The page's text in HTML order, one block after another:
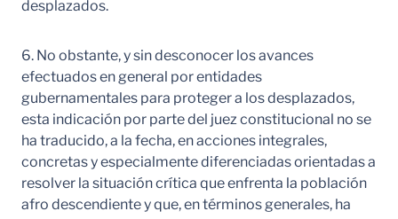
desplazados.
6. No obstante, y sin desconocer los avances
efectuados en general por entidades
gubernamentales para proteger a los desplazados,
esta indicación por parte del juez constitucional no se
ha traducido, a la fecha, en acciones integrales,
concretas y especialmente diferenciadas orientadas a
resolver la situación crítica que enfrenta la población
afro descendiente y que, en términos generales, ha